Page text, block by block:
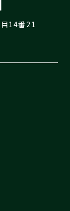
14番21